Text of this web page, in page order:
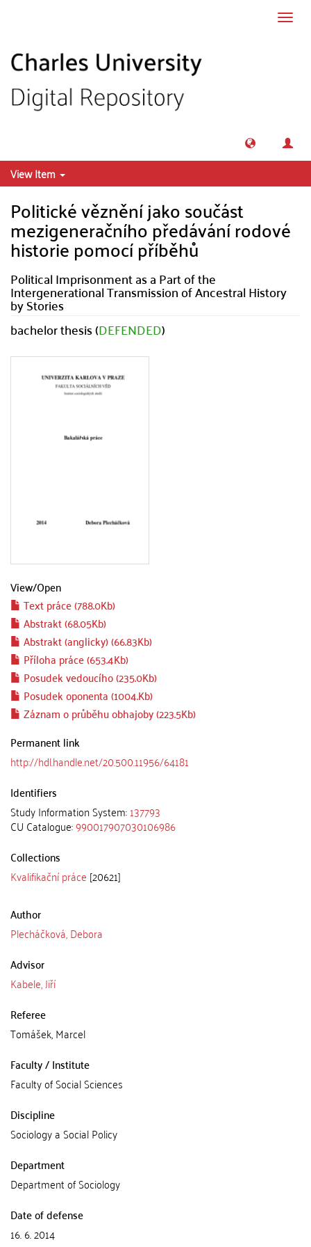
View Item
Politické věznění jako součást
mezigeneračního předávání rodové
historie pomocí příběhů
Political Imprisonment as a Part of the
Intergenerational Transmission of Ancestral History
by Stories
bachelor thesis (DEFENDED)
View/Open
Text práce (788.0Kb)
Abstrakt (68.05Kb)
Abstrakt (anglicky) (66.83Kb)
Příloha práce (653.4Kb)
Posudek vedoucího (235.0Kb)
Posudek oponenta (1004.Kb)
Záznam o průběhu obhajoby (223.5Kb)
Permanent link
http://hdl.handle.net/20.500.11956/64181
Identifiers
Study Information System:137793
CU Catalogue:990017907030106986
Collections
Kvalifikační práce [20621]
Author
Plecháčková, Debora
Advisor
Kabele, Jiří
Referee
Tomášek, Marcel
Faculty / Institute
Faculty of Social Sciences
Discipline
Sociology a Social Policy
Department
Department of Sociology
Date of defense
16. 6. 2014